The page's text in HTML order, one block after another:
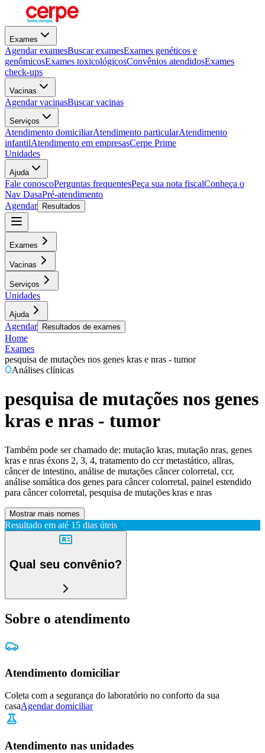
Exames
Agendar examesBuscar examesExames genéticos e
genômicosExames toxicológicosConvênios atendidosExames
check-ups
Vacinas
Agendar vacinasBuscar vacinas
Serviços
Atendimento domiciliarAtendimento particularAtendimento
infantilAtendimento em empresasCerpe Prime
Unidades
Ajuda
Fale conoscoPerguntas frequentesPeça sua nota fiscalConheça o
Nav DasaPré-atendimento
Agendar
Resultados
Exames
Vacinas
Serviços
Unidades
Ajuda
Agendar Resultados de exames
Home
Exames
pesquisa de mutações nos genes kras e nras - tumor
Análises clínicas
pesquisa de mutações nos genes
kras e nras - tumor
Também pode ser chamado de: mutação kras, mutação nras, genes
kras e nras éxons 2, 3, 4, tratamento do ccr metastático, allras,
câncer de intestino, análise de mutações câncer colorretal, ccr,
análise somática dos genes para câncer colorretal, painel estendido
para câncer colorretal, pesquisa de mutações kras e nras
Mostrar mais nomes
Resultado em até 15 dias úteis
Qual seu convênio?
Sobre o atendimento
Atendimento domiciliar
Coleta com a segurança do laboratório no conforto da sua
casaAgendar domiciliar
Atendimento nas unidades